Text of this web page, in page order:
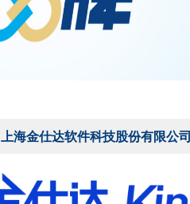
上海金仕达软件科技股份有限公司